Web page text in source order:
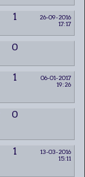
1
26-09-2016
17:17
0
1
06-01-2017
19:26
0
1
13-03-2016
15:11